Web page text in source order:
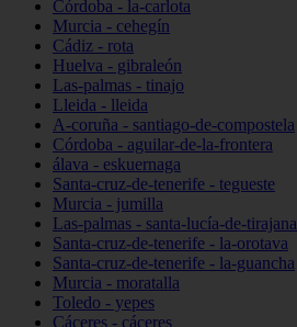
Córdoba - la-carlota
Murcia - cehegín
Cádiz - rota
Huelva - gibraleón
Las-palmas - tinajo
Lleida - lleida
A-coruña - santiago-de-compostela
Córdoba - aguilar-de-la-frontera
álava - eskuernaga
Santa-cruz-de-tenerife - tegueste
Murcia - jumilla
Las-palmas - santa-lucía-de-tirajana
Santa-cruz-de-tenerife - la-orotava
Santa-cruz-de-tenerife - la-guancha
Murcia - moratalla
Toledo - yepes
Cáceres - cáceres